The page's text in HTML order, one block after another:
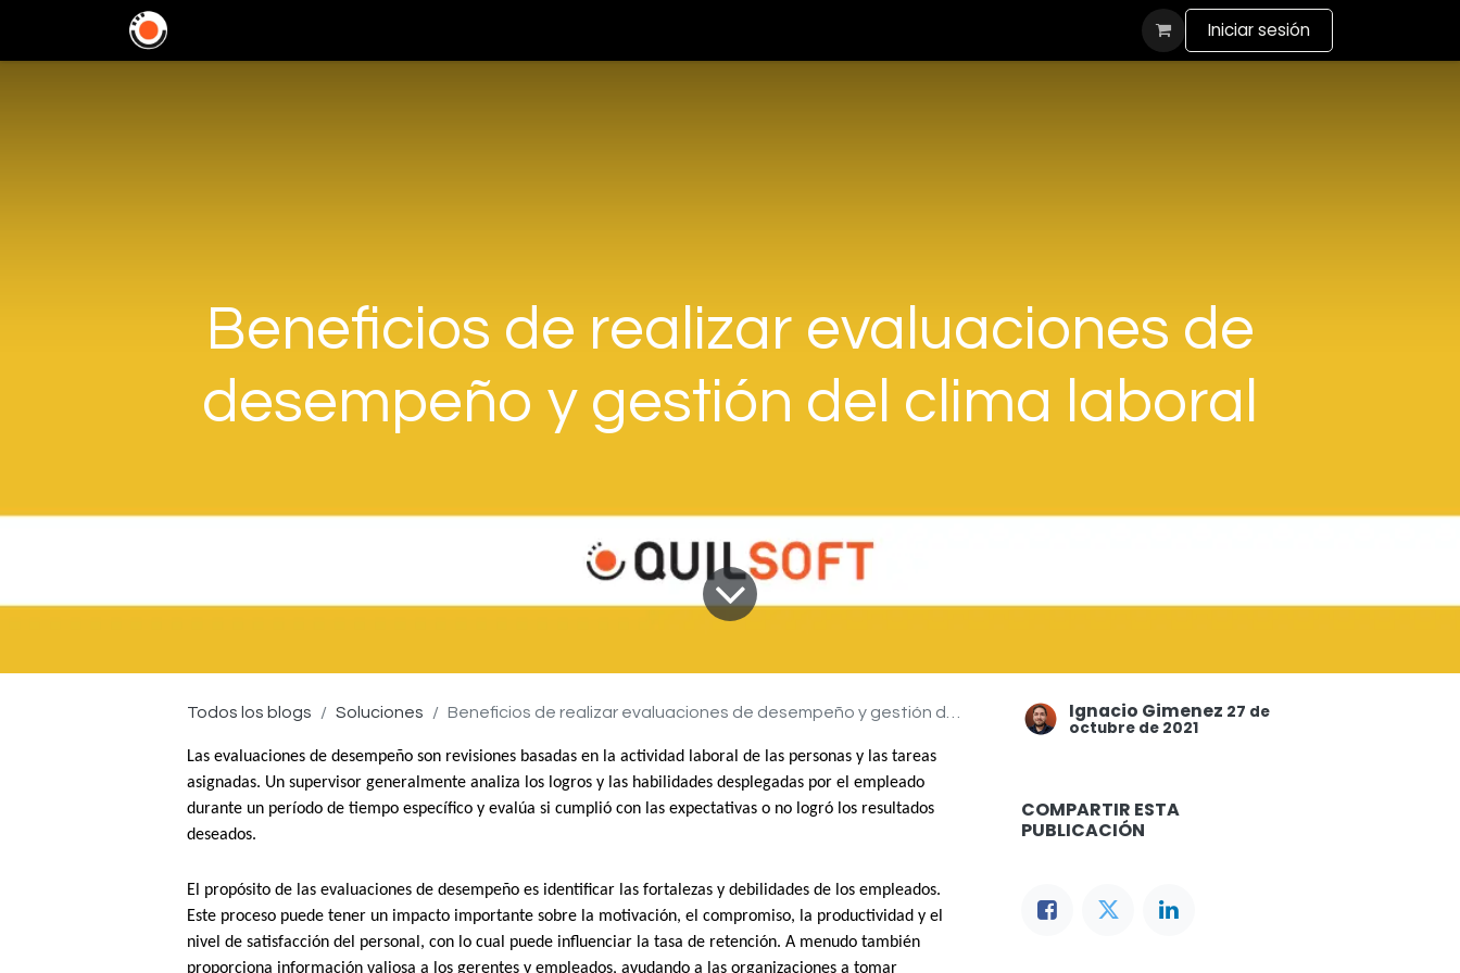
Iniciar sesión
Beneficios de realizar evaluaciones de
desempeño y gestión del clima laboral
Todos los blogs Soluciones Beneficios de realizar evaluaciones de desempeño y gestión del clima laboral
Las evaluaciones de desempeño son revisiones basadas en la actividad laboral de las personas y las tareas
asignadas. Un supervisor generalmente analiza los logros y las habilidades desplegadas por el empleado
durante un período de tiempo específico y evalúa si cumplió con las expectativas o no logró los resultados
deseados.
El propósito de las evaluaciones de desempeño es identificar las fortalezas y debilidades de los empleados.
Este proceso puede tener un impacto importante sobre la motivación, el compromiso, la productividad y el
nivel de satisfacción del personal, con lo cual puede influenciar la tasa de retención. A menudo también
proporciona información valiosa a los gerentes y empleados, ayudando a las organizaciones a tomar
Ignacio Gimenez 27 de
octubre de 2021
COMPARTIR ESTA
PUBLICACIÓN